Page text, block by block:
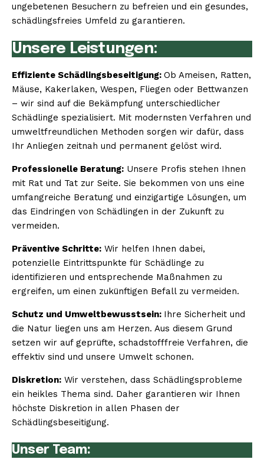
ungebetenen Besuchern zu befreien und ein gesundes,
schädlingsfreies Umfeld zu garantieren.
Unsere Leistungen:
Effiziente Schädlingsbeseitigung: Ob Ameisen, Ratten,
Mäuse, Kakerlaken, Wespen, Fliegen oder Bettwanzen
– wir sind auf die Bekämpfung unterschiedlicher
Schädlinge spezialisiert. Mit modernsten Verfahren und
umweltfreundlichen Methoden sorgen wir dafür, dass
Ihr Anliegen zeitnah und permanent gelöst wird.
Professionelle Beratung: Unsere Profis stehen Ihnen
mit Rat und Tat zur Seite. Sie bekommen von uns eine
umfangreiche Beratung und einzigartige Lösungen, um
das Eindringen von Schädlingen in der Zukunft zu
vermeiden.
Präventive Schritte: Wir helfen Ihnen dabei,
potenzielle Eintrittspunkte für Schädlinge zu
identifizieren und entsprechende Maßnahmen zu
ergreifen, um einen zukünftigen Befall zu vermeiden.
Schutz und Umweltbewusstsein: Ihre Sicherheit und
die Natur liegen uns am Herzen. Aus diesem Grund
setzen wir auf geprüfte, schadstofffreie Verfahren, die
effektiv sind und unsere Umwelt schonen.
Diskretion: Wir verstehen, dass Schädlingsprobleme
ein heikles Thema sind. Daher garantieren wir Ihnen
höchste Diskretion in allen Phasen der
Schädlingsbeseitigung.
Unser Team: